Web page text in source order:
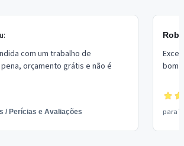
com um trabalho de
orçamento grátis e não é
/ Perícias e Avaliações
bom
para